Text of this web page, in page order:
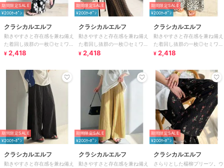
期間限定SALE
¥200ｸｰﾎﾟﾝ
クラシカルエルフ
動きやすさと存在感を兼ね備え
た着回し抜群の一枚◎セミワイ
ド プリーツパンツ
¥ 2,418
期間限定SALE
¥200ｸｰﾎﾟﾝ
クラシカルエルフ
動きやすさと存在感を兼ね備え
た着回し抜群の一枚◎セミワイ
ド プリーツパンツ
¥ 2,418
期間限定SALE
¥200ｸｰﾎﾟﾝ
クラシカルエルフ
動きやすさと存在感を兼ね備え
た着回し抜群の一枚◎セミワイ
ド プリーツパンツ
¥ 2,418
期間限定SALE
¥200ｸｰﾎﾟﾝ
クラシカルエルフ
動きやすさと存在感を兼ね備え
期間限定SALE
¥200ｸｰﾎﾟﾝ
クラシカルエルフ
動きやすさと存在感を兼ね備え
期間限定SALE
¥200ｸｰﾎﾟﾝ
クラシカルエルフ
さらりとした楊柳プリーツ。ウ